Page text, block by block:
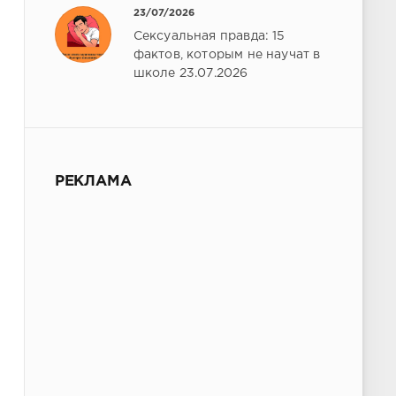
23/07/2026
Сексуальная правда: 15
фактов, которым не научат в
школе 23.07.2026
РЕКЛАМА